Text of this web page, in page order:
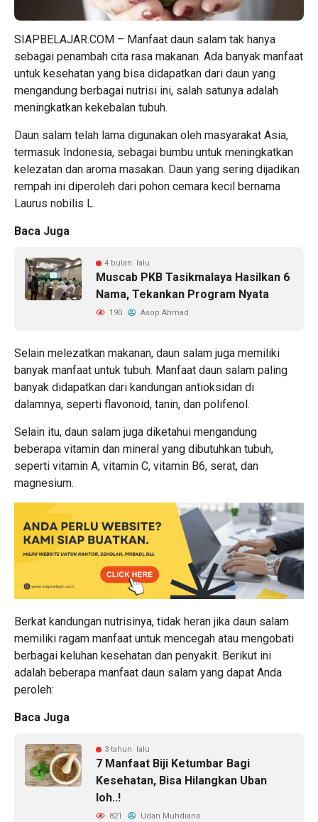
SIAPBELAJAR.COM – Manfaat daun salam tak hanya
sebagai penambah cita rasa makanan. Ada banyak manfaat
untuk kesehatan yang bisa didapatkan dari daun yang
mengandung berbagai nutrisi ini, salah satunya adalah
meningkatkan kekebalan tubuh.
Daun salam telah lama digunakan oleh masyarakat Asia,
termasuk Indonesia, sebagai bumbu untuk meningkatkan
kelezatan dan aroma masakan. Daun yang sering dijadikan
rempah ini diperoleh dari pohon cemara kecil bernama
Laurus nobilis L.
Baca Juga
4 bulan lalu
Muscab PKB Tasikmalaya Hasilkan 6
Nama, Tekankan Program Nyata
190 Asop Ahmad
Selain melezatkan makanan, daun salam juga memiliki
banyak manfaat untuk tubuh. Manfaat daun salam paling
banyak didapatkan dari kandungan antioksidan di
dalamnya, seperti flavonoid, tanin, dan polifenol.
Selain itu, daun salam juga diketahui mengandung
beberapa vitamin dan mineral yang dibutuhkan tubuh,
seperti vitamin A, vitamin C, vitamin B6, serat, dan
magnesium.
Berkat kandungan nutrisinya, tidak heran jika daun salam
memiliki ragam manfaat untuk mencegah atau mengobati
berbagai keluhan kesehatan dan penyakit. Berikut ini
adalah beberapa manfaat daun salam yang dapat Anda
peroleh:
Baca Juga
3 tahun lalu
7 Manfaat Biji Ketumbar Bagi
Kesehatan, Bisa Hilangkan Uban
loh..!
821 Udan Muhdiana